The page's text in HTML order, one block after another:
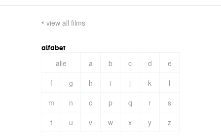
view all films
alfabet
alle a b c d
e
f
g h i j k
l
m
n o p q r
s
t
u v w x y
z